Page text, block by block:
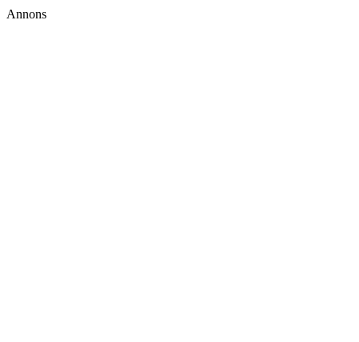
Annons